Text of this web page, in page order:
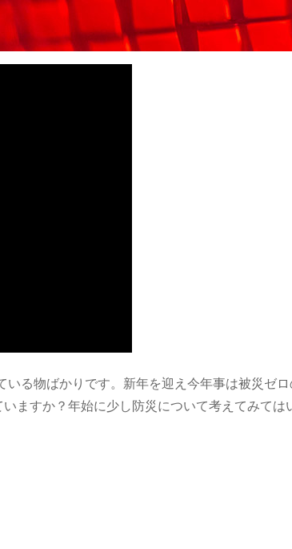
る物ばかりです。新年を迎え今年事は被災ゼ
ますか？年始に少し防災について考えてみては